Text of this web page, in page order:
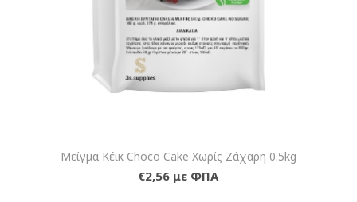
Μείγμα Κέικ Choco Cake Χωρίς Ζάχαρη 0.5kg
€2,56 με ΦΠΑ